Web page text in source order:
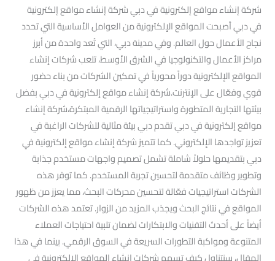
شركة إنشاء مواقع إلكترونية في دبي شركة إنشاء مواقع إلكترونية
في دبي أصبحت المواقع الإلكترونية من العوامل الأساسية التي تحدد
نجاح الأعمال حول العالم. وفي مدينة دبي، التي تُعد واحدة من أبرز
مراكز الأعمال والتكنولوجيا في الشرق الأوسط، تلعب شركات إنشاء
المواقع الإلكترونية دوراً محورياً في تمكين الشركات من بناء حضور
قوي وفعّال على الإنترنت.شركة إنشاء مواقع إلكترونية في دبي بفضل
بيئتها التجارية المتطورة واستراتيجياتها الرقمية المبتكرة،شركة إنشاء
مواقع إلكترونية في دبي تقدم دبي بيئة مثالية للشركات الراغبة في
تعزيز تواجدها الإلكتروني. كما تتميز شركة إنشاء مواقع إلكترونية في
دبي بتقديمها حلولاً شاملة تشمل تصميم واجهات مستخدم جذابة
وتطوير وظائف متقدمة لتحسين تجربة المستخدم. كما توفر هذه
الشركات استراتيجيات فعّالة لتحسين محركات البحث، مما يعزز من ظهور
المواقع في نتائج البحث ويجذب المزيد من الزوار. تعتمد هذه الشركات
أيضاً على أحدث التقنيات والابتكارات لضمان تلبية احتياجات العملاء
المتنوعة ومواكبة التطورات السريعة في السوق الرقمي. بينما في هذا
المقال، سنتناول كيف تسهم شركات إنشاء المواقع الإلكترونية في